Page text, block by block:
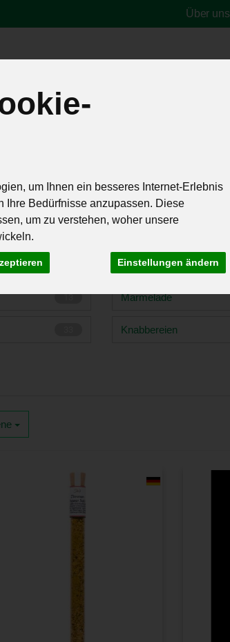
um Ihnen ein besseres Internet-Erlebnis
Ihre Bedürfnisse anzupassen. Diese
um zu verstehen, woher unsere
Einstellungen ändern
Über uns
13 Marmelade
Knabbereien